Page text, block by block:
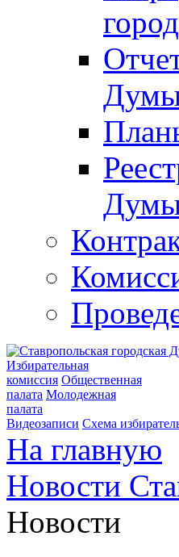
Избирательная
комиссия Общественная
палата Молодежная
палата
Видеозаписи Схема
На главную
Новости
Новости